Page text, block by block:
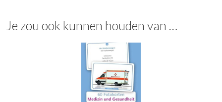
Je zou ook kunnen houden van …